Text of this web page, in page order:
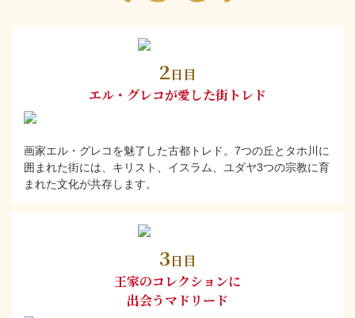
2日目
エル・グレコが愛した街トレド
画家エル・グレコを魅了した古都トレド。7つの丘とタホ川に
囲まれた街には、キリスト、イスラム、ユダヤ3つの宗教に育
まれた文化が共存します。
3日目
王家のコレクションに
出会うマドリード